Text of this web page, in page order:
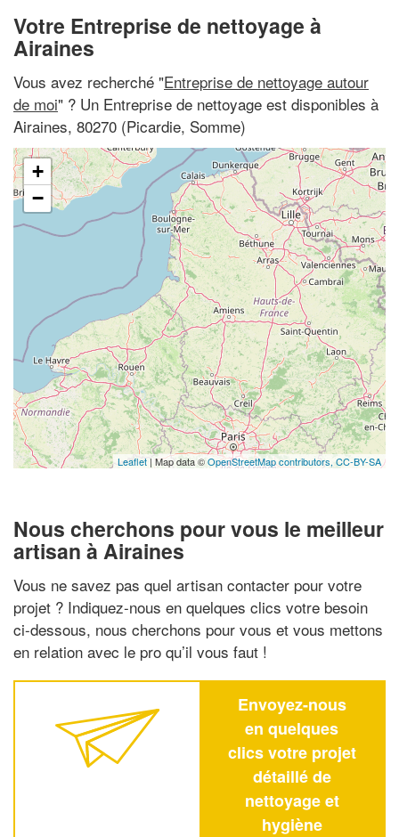
Votre Entreprise de nettoyage à
Airaines
Vous avez recherché "Entreprise de nettoyage autour
de moi" ? Un Entreprise de nettoyage est disponibles à
Airaines, 80270 (Picardie, Somme)
+
−
Leaflet | Map data ©OpenStreetMap contributors, CC-BY-SA
Nous cherchons pour vous le meilleur
artisan à Airaines
Vous ne savez pas quel artisan contacter pour votre
projet ? Indiquez-nous en quelques clics votre besoin
ci-dessous, nous cherchons pour vous et vous mettons
en relation avec le pro qu’il vous faut !
Envoyez-nous
en quelques
clics votre projet
détaillé de
nettoyage et
hygiène